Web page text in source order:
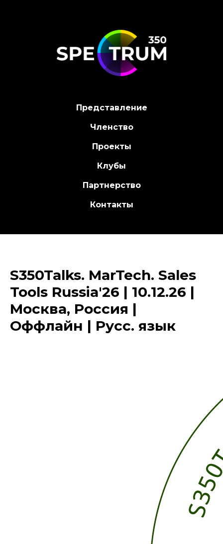
Представление
Членство
Проекты
Клубы
Партнерство
Контакты
S350Talks. MarTech. Sales
Tools Russia'26 | 10.12.26 |
Москва, Россия |
Оффлайн | Русс. язык